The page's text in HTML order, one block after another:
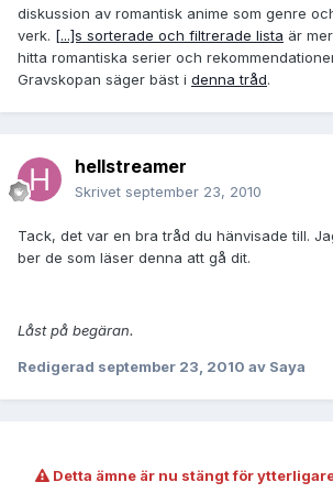
diskussion av romantisk anime som genre
verk. [...]s sorterade och filtrerade lista är
hitta romantiska serier och
Gravskopan säger bäst i denna tråd.
hellstreamer
Skrivet september 23, 2010
Tack, det var en bra tråd du hänvisade till.
ber de som läser denna att gå dit.
Låst på begäran.
Redigerad september 23, 2010 av Saya
Detta ämne är nu stängt för